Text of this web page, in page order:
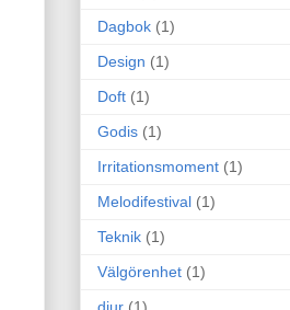
Dagbok (1)
Design (1)
Doft (1)
Godis (1)
Irritationsmoment (1)
Melodifestival (1)
Teknik (1)
Välgörenhet (1)